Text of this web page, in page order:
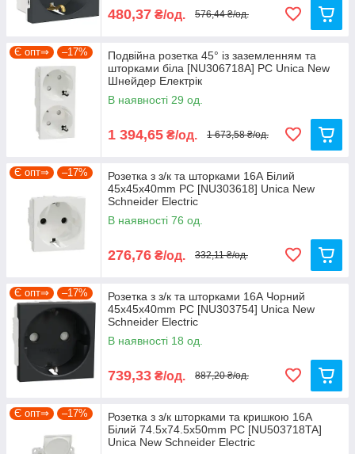
480,37 ₴/од. 576,44 ₴/од.
Є опт⇒ –17%
Подвійна розетка 45° із заземленням та
шторками біла [NU306718A] PC Unica New
Шнейдер Електрік
В наявності 29 од.
1 394,65 ₴/од. 1 673,58 ₴/од.
Є опт⇒ –17%
Розетка з з/к та шторками 16А Білий
45х45х40mm PC [NU303618] Unica New
Schneider Electric
В наявності 76 од.
276,76 ₴/од. 332,11 ₴/од.
Є опт⇒ –17%
Розетка з з/к та шторками 16А Чорний
45х45х40mm PC [NU303754] Unica New
Schneider Electric
В наявності 18 од.
739,33 ₴/од. 887,20 ₴/од.
Є опт⇒ –17%
Розетка з з/к шторками та кришкою 16А
Білий 74.5х74.5х50mm PC [NU503718TA]
Unica New Schneider Electric